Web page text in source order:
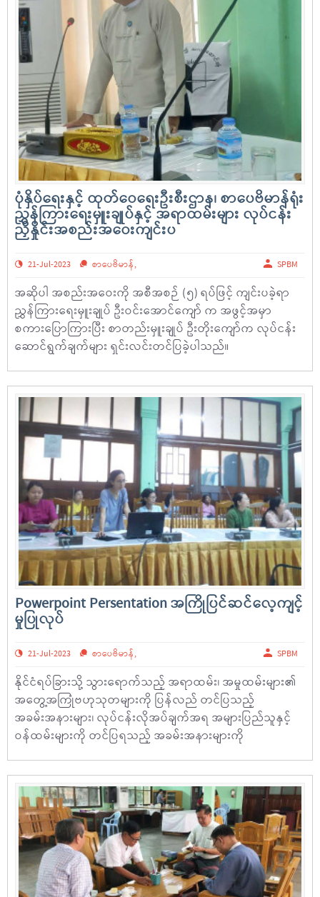
ပုံနှိပ်ရေးနှင့် ထုတ်ဝေရေးဦးစီးဌာန၊ စာပေဗိမာန်ရုံး
ညွှန်ကြားရေးမှူးချုပ်နှင့် အရာထမ်းများ လုပ်ငန်း
ညှိနှိုင်းအစည်းအဝေးကျင်းပ
21-Jul-2023 စာပေဗိမာန်, SPBM
အဆိုပါ အစည်းအဝေးကို အစီအစဉ် (၅) ရပ်ဖြင့် ကျင်းပခဲ့ရာ
ညွှန်ကြားရေးမှူးချုပ် ဦးဝင်းအောင်ကျော် က အဖွင့်အမှာ
စကားပြောကြားပြီး စာတည်းမှူးချုပ် ဦးတိုးကျော်က လုပ်ငန်း
ဆောင်ရွက်ချက်များ ရှင်းလင်းတင်ပြခဲ့ပါသည်။
Powerpoint Persentation အကြိုပြင်ဆင်လေ့ကျင့်
မှုပြုလုပ်
21-Jul-2023 စာပေဗိမာန်, SPBM
နိုင်ငံရပ်ခြားသို့ သွားရောက်သည့် အရာထမ်း၊ အမှုထမ်းများ၏
အတွေ့အကြုံဗဟုသုတများကို ပြန်လည် တင်ပြသည့်
အခမ်းအနားများ၊ လုပ်ငန်းလိုအပ်ချက်အရ အများပြည်သူနှင့်
ဝန်ထမ်းများကို တင်ပြရသည့် အခမ်းအနားများကို